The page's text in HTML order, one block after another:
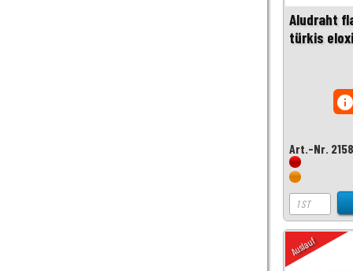
Aludraht
türkis
Art.-Nr.
Auslauf